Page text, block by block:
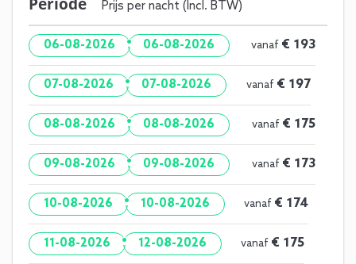
Prijs per nacht (Incl. BTW)
06-08-2026 · 06-08-2026 vanaf € 193
07-08-2026 · 07-08-2026 vanaf € 197
08-08-2026 · 08-08-2026 vanaf € 175
09-08-2026 · 09-08-2026 vanaf € 173
10-08-2026 · 10-08-2026 vanaf € 174
11-08-2026 · 12-08-2026 vanaf € 175